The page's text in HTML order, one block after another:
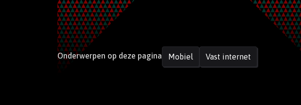
Onderwerpen op deze pagina Mobiel Vast internet